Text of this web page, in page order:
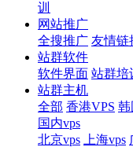
训
网站推广
全搜推广 友情链
站群软件
软件界面 站群培
站群主机
全部 香港VPS 韩
国内vps
北京vps
上海vps